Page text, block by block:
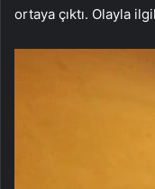
ortaya çıktı. Olayla